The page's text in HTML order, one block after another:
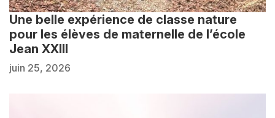
Une belle expérience de classe nature
pour les élèves de maternelle de l’école
Jean XXIII
juin 25, 2026